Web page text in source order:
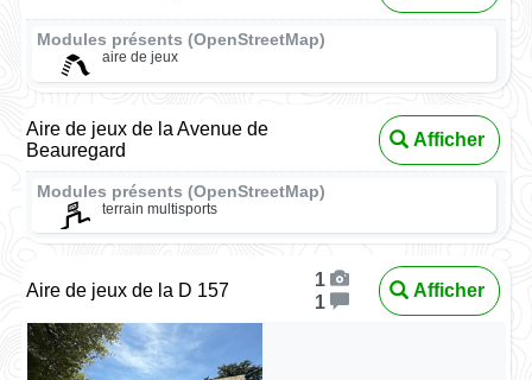
Modules présents (OpenStreetMap)
aire de jeux
Aire de jeux de la Avenue de
Beauregard
Afficher
Modules présents (OpenStreetMap)
terrain multisports
Aire de jeux de la D 157
1
1
Afficher